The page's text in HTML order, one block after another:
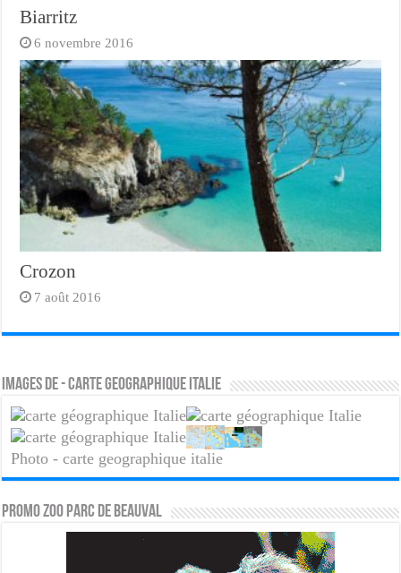
Biarritz
6 novembre 2016
Crozon
7 août 2016
Images de - carte geographique italie
Photo - carte geographique italie
PROMO ZOO PARC DE BEAUVAL